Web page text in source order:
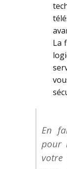
La
En
pour
votre